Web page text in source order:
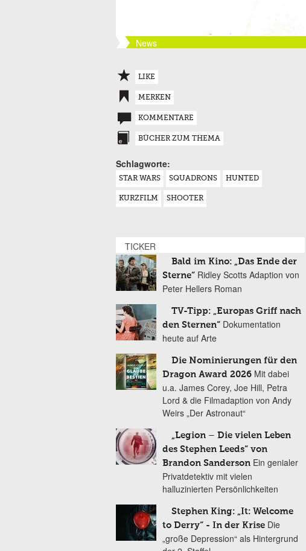
News
LIKE
MERKEN
KOMMENTARE
BÜCHER ZUM THEMA
Schlagworte:
STAR WARS SQUADRONS HUNTED
KURZFILM SHOOTER
TICKER
Bald im Kino: „Das Ende der
Sterne“ Ridley Scotts Adaption von
Peter Hellers Roman
TV-Tipp: „Europas Griff nach
den Sternen“ Dokumentation
heute auf Arte
Die Nominierungen für den
Dragon Award 2026 Mit dabei
u.a. James Corey, Joe Hill, Petra
Lord & die Filmadaption von Andy
Weirs „Der Astronaut“
„Legion – Die vielen Leben
des Stephen Leeds“ von
Brandon Sanderson Ein genialer
Privatdetektiv mit vielen
halluzinierten Persönlichkeiten
Stephen King: „It: Welcome
to Derry“ - In der Krise Die
„große Depression“ als Hintergrund